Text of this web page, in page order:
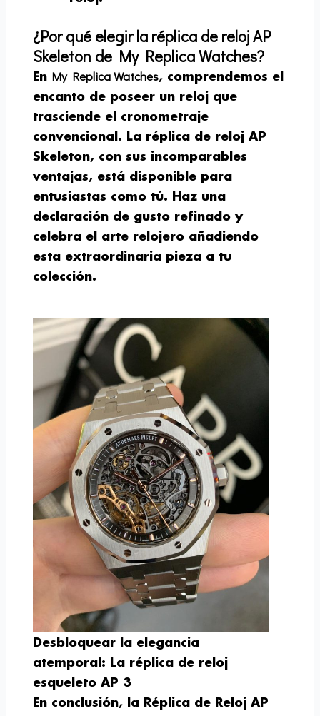
¿Por qué elegir la réplica de reloj AP
Skeleton de My Replica Watches?
En My Replica Watches, comprendemos el
encanto de poseer un reloj que
trasciende el cronometraje
convencional. La réplica de reloj AP
Skeleton, con sus incomparables
ventajas, está disponible para
entusiastas como tú. Haz una
declaración de gusto refinado y
celebra el arte relojero añadiendo
esta extraordinaria pieza a tu
colección.
Desbloquear la elegancia
atemporal: La réplica de reloj
esqueleto AP 3
En conclusión, la Réplica de Reloj AP